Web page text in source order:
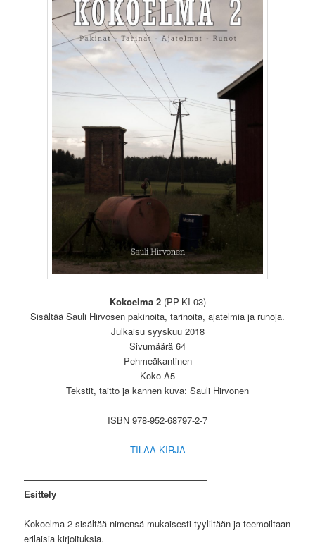
Kokoelma 2(PP-KI-03)
Sisältää Sauli Hirvosen pakinoita, tarinoita, ajatelmia ja runoja.
Julkaisu syyskuu 2018
Sivumäärä 64
Pehmeäkantinen
Koko A5
Tekstit, taitto ja kannen kuva: Sauli Hirvonen
ISBN 978-952-68797-2-7
TILAA KIRJA
————————————————————
Esittely
Kokoelma 2 sisältää nimensä mukaisesti tyyliltään ja teemoiltaan
erilaisia kirjoituksia.